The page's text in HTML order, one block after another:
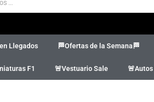
Llegados 🏁Ofertas de la Semana🏁
F1 🚨Vestuario Sale